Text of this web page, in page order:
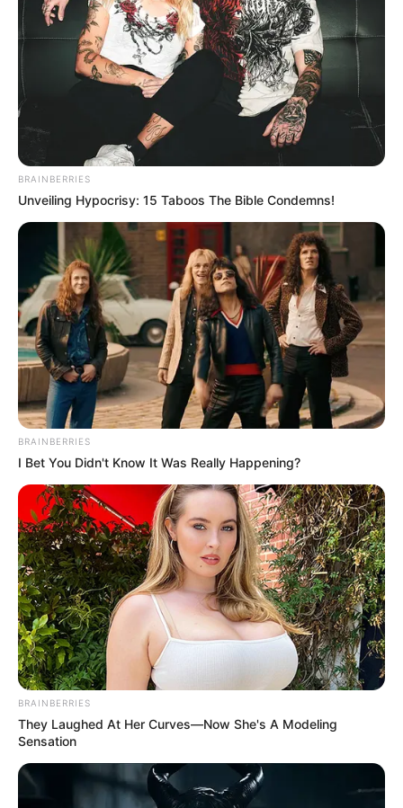
BRAINBERRIES
Unveiling Hypocrisy: 15 Taboos The Bible Condemns!
BRAINBERRIES
I Bet You Didn't Know It Was Really Happening?
BRAINBERRIES
They Laughed At Her Curves—Now She's A Modeling
Sensation